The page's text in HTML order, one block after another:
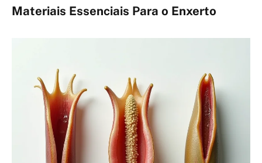
Materiais Essenciais Para o Enxerto